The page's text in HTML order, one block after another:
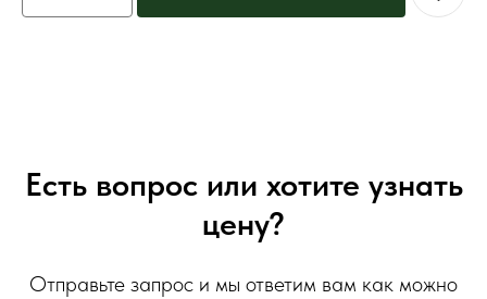
Есть вопрос или хотите узнать
цену?
Отправьте запрос и мы ответим вам как можно